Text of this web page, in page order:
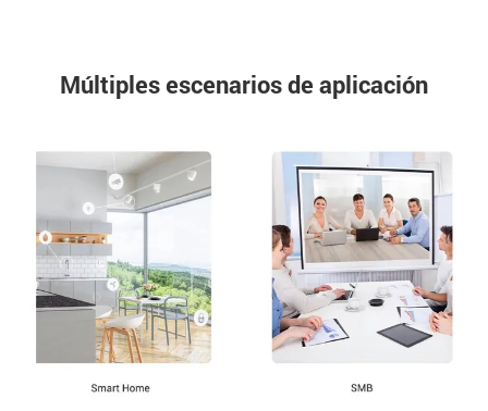
Múltiples escenarios de aplicación